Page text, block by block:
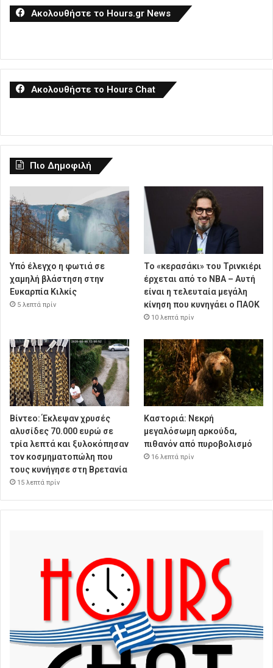
Ακολουθήστε το Hours.gr News
Ακολουθήστε το Hours Chat
Πιο Δημοφιλή
Υπό έλεγχο η φωτιά σε
χαμηλή βλάστηση στην
Ευκαρπία Κιλκίς
5 λεπτά πρίν
Το «κερασάκι» του Τρινκιέρι
έρχεται από το NBA – Αυτή
είναι η τελευταία μεγάλη
κίνηση που κυνηγάει ο ΠΑΟΚ
10 λεπτά πρίν
Βίντεο: Έκλεψαν χρυσές
αλυσίδες 70.000 ευρώ σε
τρία λεπτά και ξυλοκόπησαν
τον κοσμηματοπώλη που
τους κυνήγησε στη Βρετανία
15 λεπτά πρίν
Καστοριά: Νεκρή
μεγαλόσωμη αρκούδα,
πιθανόν από πυροβολισμό
16 λεπτά πρίν